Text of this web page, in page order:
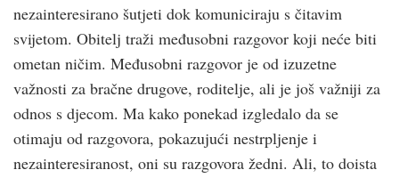
nezainteresirano šutjeti dok komuniciraju s čitavim
svijetom. Obitelj traži međusobni razgovor koji neće biti
ometan ničim. Međusobni razgovor je od izuzetne
važnosti za bračne drugove, roditelje, ali je još važniji za
odnos s djecom. Ma kako ponekad izgledalo da se
otimaju od razgovora, pokazujući nestrpljenje i
nezainteresiranost, oni su razgovora žedni. Ali, to doista